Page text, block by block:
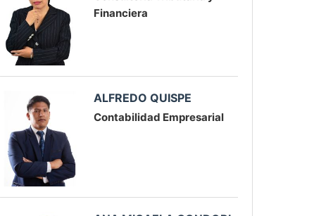
Financiera
ALFREDO QUISPE
Contabilidad Empresarial